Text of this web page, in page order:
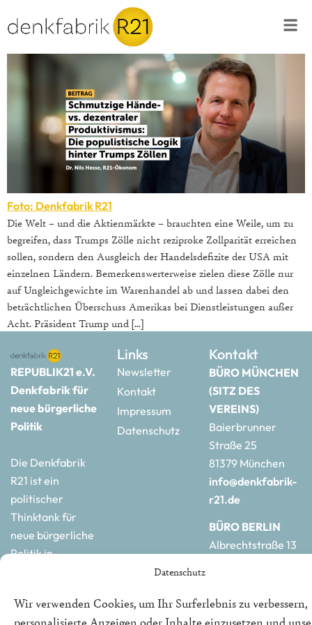
Datenschutz
Wir verwenden Cookies, um Ihr Surferlebnis zu verbessern,
Foto: Denkfabrik R21
Die Welt – und die Aktienmärkte – brauchten eine Weile, um zu
begreifen, dass Trumps Zölle nicht reziproke Zollparität erreichen
sollen, sondern den Ausgleich der Handelsdefizite der USA mit
einzelnen Ländern. Bemerkenswerterweise zielen diese Zölle nur
auf Ungleichgewichte im Warenhandel ab und lassen dabei den
beträchtlichen Überschuss Amerikas bei Dienstleistungen außer
Acht. Präsident Trump und […]
REPUBLIK21 e.V.
Denkfabrik für
neue bürgerliche
Politik
Die Denkfabrik
R21 ist ein
politischer
Thinktank für
neue bürgerliche
Politik in
Links
Newsletter
Kontakt
Impressum
Datenschutz
Kontakt
BÜRO MÜNCHEN
(SITZ DES
VEREINS)
Baierbrunner
Straße 25
81379 München
info@denkfabrik-
r21.de
BÜRO BERLIN
Albrechtstraße 13
r21.de